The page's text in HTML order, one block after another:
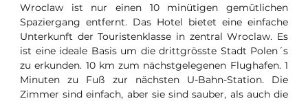
Wroclaw ist nur einen 10 minütigen gemütlichen
Spaziergang entfernt. Das Hotel bietet eine einfache
Unterkunft der Touristenklasse in zentral Wroclaw. Es
ist eine ideale Basis um die drittgrösste Stadt Polen´s
zu erkunden. 10 km zum nächstgelegenen Flughafen. 1
Minuten zu Fuß zur nächsten U-Bahn-Station. Die
Zimmer sind einfach, aber sie sind sauber, als auch die